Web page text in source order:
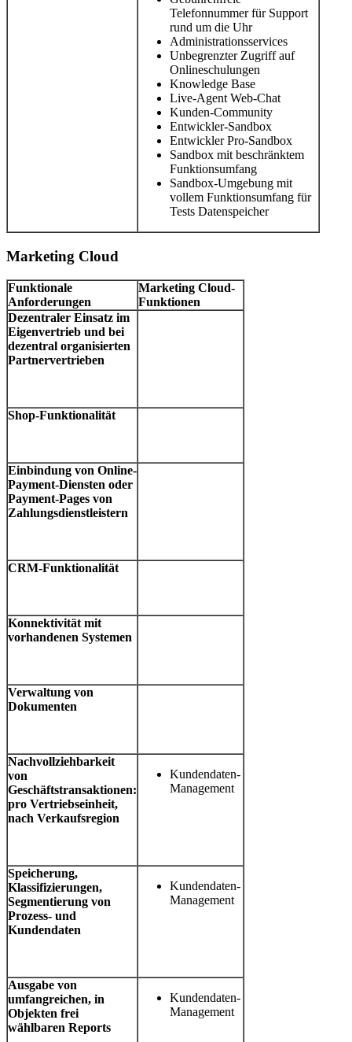
Telefonnummer für Support
rund um die Uhr
Administrationsservices
Unbegrenzter Zugriff auf
Onlineschulungen
Knowledge Base
Live-Agent Web-Chat
Kunden-Community
Entwickler-Sandbox
Entwickler Pro-Sandbox
Sandbox mit beschränktem
Funktionsumfang
Sandbox-Umgebung mit
vollem Funktionsumfang für
Tests Datenspeicher
Marketing Cloud
Funktionale
Anforderungen
Marketing Cloud-
Funktionen
Dezentraler Einsatz im
Eigenvertrieb und bei
dezentral organisierten
Partnervertrieben
Shop-Funktionalität
Einbindung von Online-
Payment-Diensten oder
Payment-Pages von
Zahlungsdienstleistern
CRM-Funktionalität
Konnektivität mit
vorhandenen Systemen
Verwaltung von
Dokumenten
Nachvollziehbarkeit
von
Geschäftstransaktionen:
pro Vertriebseinheit,
nach Verkaufsregion
Kundendaten-
Management
Speicherung,
Klassifizierungen,
Segmentierung von
Prozess- und
Kundendaten
Kundendaten-
Management
Ausgabe von
umfangreichen, in
Objekten frei
wählbaren Reports
Kundendaten-
Management